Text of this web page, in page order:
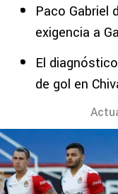
Paco Gabriel
exigencia a
El
de gol en